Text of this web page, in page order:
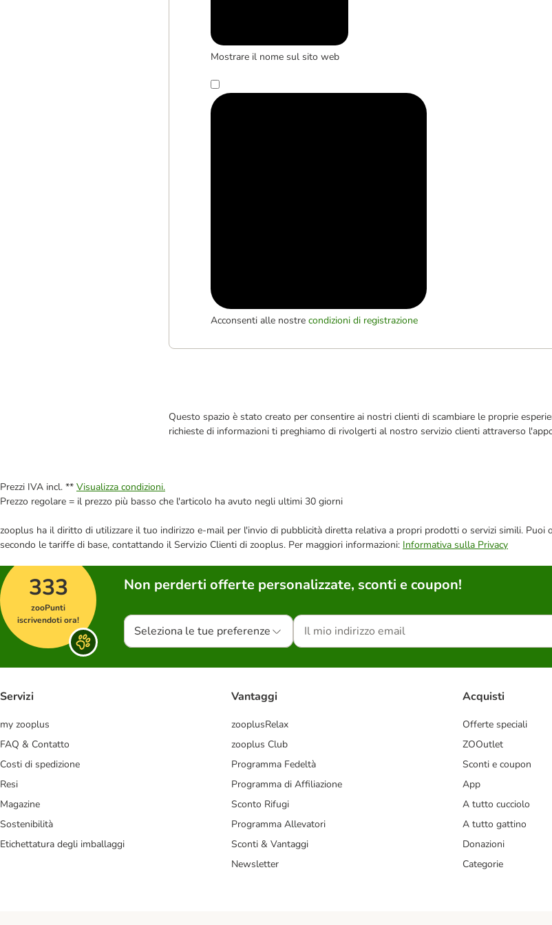
Mostrare il nome sul sito web
Acconsenti alle nostre condizioni di registrazione
Questo spazio è stato creato per consentire ai nostri clienti di scambiare le proprie
richieste di informazioni ti preghiamo di rivolgerti al nostro servizio clienti attraverso
Prezzi IVA incl. ** Visualizza condizioni.
Prezzo regolare = il prezzo più basso che l'articolo ha avuto negli ultimi 30 giorni
zooplus ha il diritto di utilizzare il tuo indirizzo e-mail per l'invio di pubblicità diretta relativa a propri prodotti o servizi simili.
secondo le tariffe di base, contattando il Servizio Clienti di zooplus. Per maggiori informazioni: Informativa sulla Privacy
333
zooPunti
iscrivendoti ora!
Non perderti offerte personalizzate, sconti e coupon!
Seleziona le tue preferenze
Servizi
my zooplus
FAQ & Contatto
Costi di spedizione
Resi
Magazine
Sostenibilità
Etichettatura degli imballaggi
Vantaggi
zooplusRelax
zooplus Club
Programma Fedeltà
Programma di Affiliazione
Sconto Rifugi
Programma Allevatori
Sconti & Vantaggi
Newsletter
Acquisti
Offerte speciali
ZOOutlet
Sconti e coupon
App
A tutto cucciolo
A tutto gattino
Donazioni
Categorie